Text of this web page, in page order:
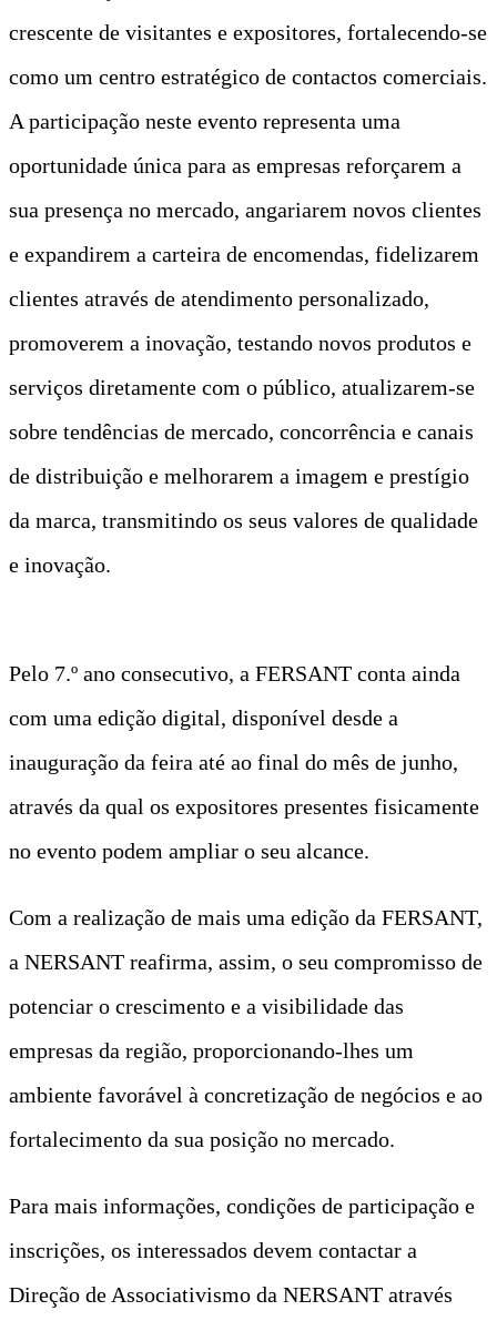
crescente de visitantes e expositores, fortalecendo-se
como um centro estratégico de contactos comerciais.
A participação neste evento representa uma
oportunidade única para as empresas reforçarem a
sua presença no mercado, angariarem novos clientes
e expandirem a carteira de encomendas, fidelizarem
clientes através de atendimento personalizado,
promoverem a inovação, testando novos produtos e
serviços diretamente com o público, atualizarem-se
sobre tendências de mercado, concorrência e canais
de distribuição e melhorarem a imagem e prestígio
da marca, transmitindo os seus valores de qualidade
e inovação.
Pelo 7.º ano consecutivo, a FERSANT conta ainda
com uma edição digital, disponível desde a
inauguração da feira até ao final do mês de junho,
através da qual os expositores presentes fisicamente
no evento podem ampliar o seu alcance.
Com a realização de mais uma edição da FERSANT,
a NERSANT reafirma, assim, o seu compromisso de
potenciar o crescimento e a visibilidade das
empresas da região, proporcionando-lhes um
ambiente favorável à concretização de negócios e ao
fortalecimento da sua posição no mercado.
Para mais informações, condições de participação e
inscrições, os interessados devem contactar a
Direção de Associativismo da NERSANT através